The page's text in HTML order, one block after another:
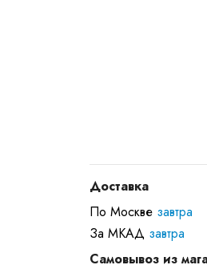
Доставка
По Москве завтра
За МКАД завтра
Самовывоз из